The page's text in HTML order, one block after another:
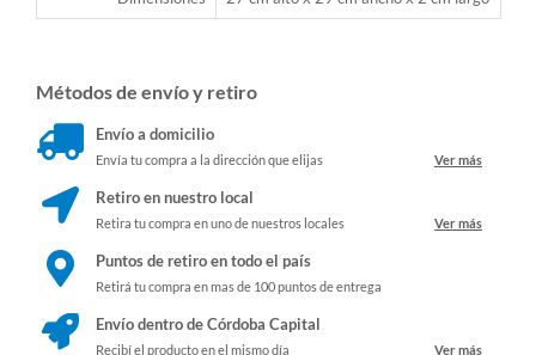
Métodos de envío y retiro
Envío a domicilio
Envía tu compra a la dirección que elijas Ver más
Retiro en nuestro local
Retira tu compra en uno de nuestros locales Ver más
Puntos de retiro en todo el país
Retirá tu compra en mas de 100 puntos de entrega
Envío dentro de Córdoba Capital
Recibí el producto en el mismo día Ver más